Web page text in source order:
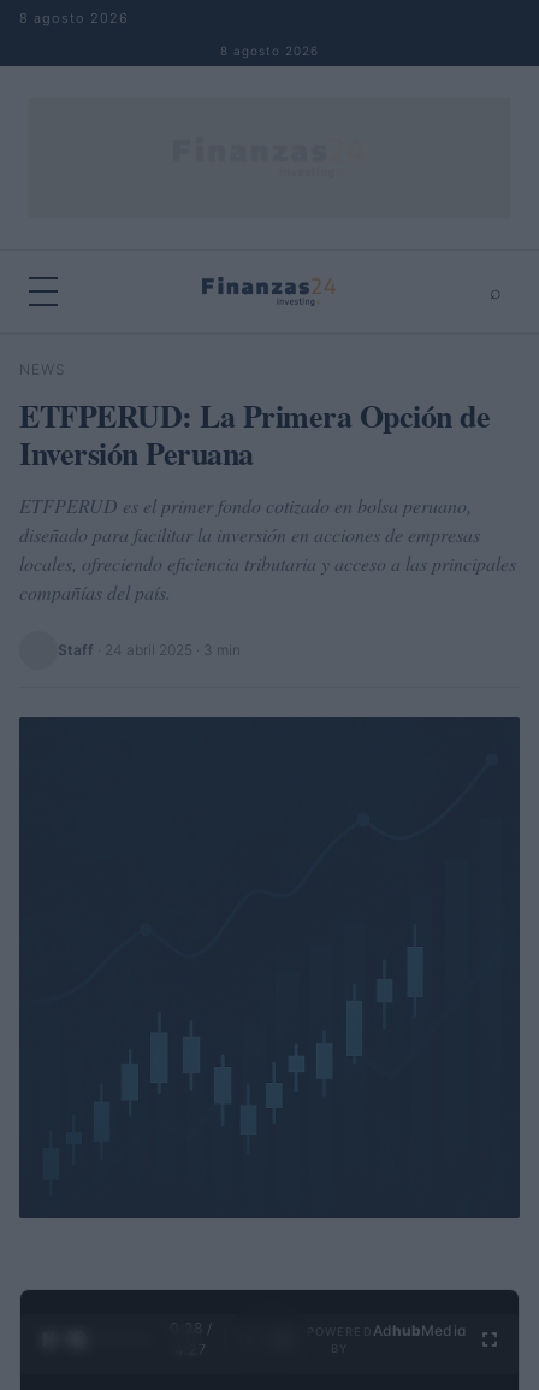
Saltar al contenido
8 agosto 2026
8 agosto 2026
⌕
Buscar
NEWS
ETFPERUD: La Primera Opción de
Inversión Peruana
ETFPERUD es el primer fondo cotizado en bolsa peruano,
diseñado para facilitar la inversión en acciones de empresas
locales, ofreciendo eficiencia tributaria y acceso a las principales
compañías del país.
Staff 24 abril 2025 · 3 min
0:29 /
4:27
Ad hubMedia